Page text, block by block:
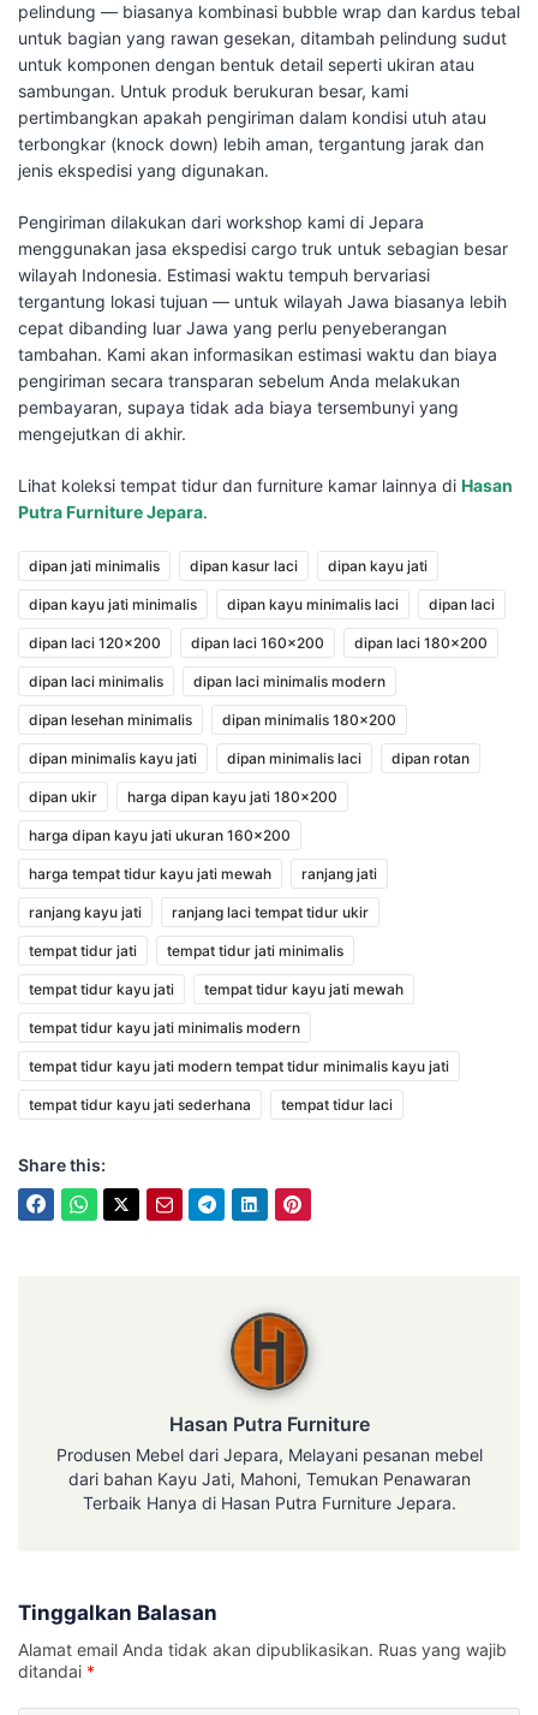
pelindung — biasanya kombinasi bubble wrap dan kardus tebal
untuk bagian yang rawan gesekan, ditambah pelindung sudut
untuk komponen dengan bentuk detail seperti ukiran atau
sambungan. Untuk produk berukuran besar, kami
pertimbangkan apakah pengiriman dalam kondisi utuh atau
terbongkar (knock down) lebih aman, tergantung jarak dan
jenis ekspedisi yang digunakan.
Pengiriman dilakukan dari workshop kami di Jepara
menggunakan jasa ekspedisi cargo truk untuk sebagian besar
wilayah Indonesia. Estimasi waktu tempuh bervariasi
tergantung lokasi tujuan — untuk wilayah Jawa biasanya lebih
cepat dibanding luar Jawa yang perlu penyeberangan
tambahan. Kami akan informasikan estimasi waktu dan biaya
pengiriman secara transparan sebelum Anda melakukan
pembayaran, supaya tidak ada biaya tersembunyi yang
mengejutkan di akhir.
Lihat koleksi tempat tidur dan furniture kamar lainnya di Hasan
Putra Furniture Jepara.
dipan jati minimalis dipan kasur laci dipan kayu jati
dipan kayu jati minimalis dipan kayu minimalis laci dipan laci
dipan laci 120x200 dipan laci 160x200 dipan laci 180x200
dipan laci minimalis dipan laci minimalis modern
dipan lesehan minimalis dipan minimalis 180x200
dipan minimalis kayu jati dipan minimalis laci dipan rotan
dipan ukir harga dipan kayu jati 180x200
harga dipan kayu jati ukuran 160x200
harga tempat tidur kayu jati mewah ranjang jati
ranjang kayu jati ranjang laci tempat tidur ukir
tempat tidur jati tempat tidur jati minimalis
tempat tidur kayu jati tempat tidur kayu jati mewah
tempat tidur kayu jati minimalis modern
tempat tidur kayu jati modern tempat tidur minimalis kayu jati
tempat tidur kayu jati sederhana tempat tidur laci
Share this:
Hasan Putra Furniture
Produsen Mebel dari Jepara, Melayani pesanan mebel
dari bahan Kayu Jati, Mahoni, Temukan Penawaran
Terbaik Hanya di Hasan Putra Furniture Jepara.
Tinggalkan Balasan
Alamat email Anda tidak akan dipublikasikan. Ruas yang wajib
ditandai *